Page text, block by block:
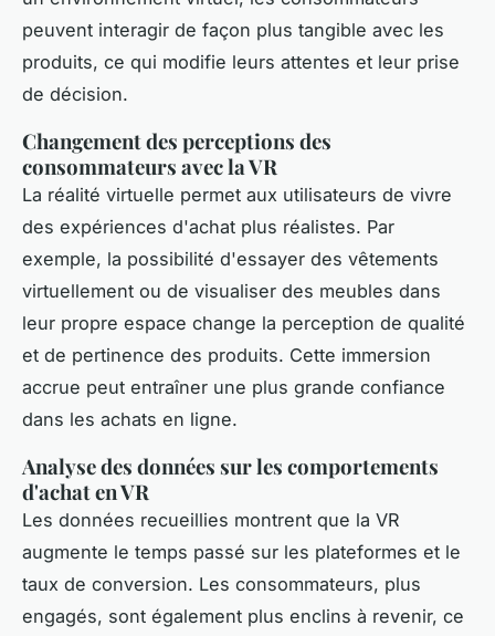
peuvent interagir de façon plus tangible avec les
produits, ce qui modifie leurs attentes et leur prise
de décision.
Changement des perceptions des
consommateurs avec la VR
La réalité virtuelle permet aux utilisateurs de vivre
des expériences d'achat plus réalistes. Par
exemple, la possibilité d'essayer des vêtements
virtuellement ou de visualiser des meubles dans
leur propre espace change la perception de qualité
et de pertinence des produits. Cette immersion
accrue peut entraîner une plus grande confiance
dans les achats en ligne.
Analyse des données sur les comportements
d'achat en VR
Les données recueillies montrent que la VR
augmente le temps passé sur les plateformes et le
taux de conversion. Les consommateurs, plus
engagés, sont également plus enclins à revenir, ce